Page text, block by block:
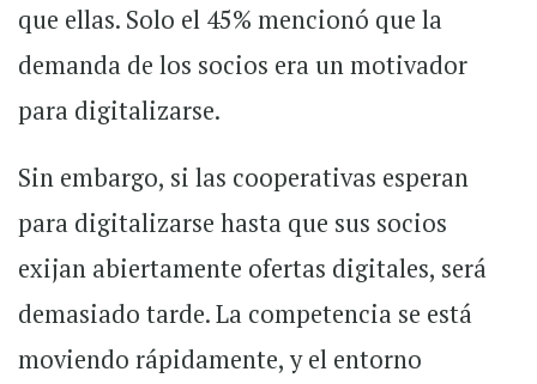
que ellas. Solo el 45% mencionó que la
demanda de los socios era un motivador
para digitalizarse.
Sin embargo, si las cooperativas esperan
para digitalizarse hasta que sus socios
exijan abiertamente ofertas digitales, será
demasiado tarde. La competencia se está
moviendo rápidamente, y el entorno